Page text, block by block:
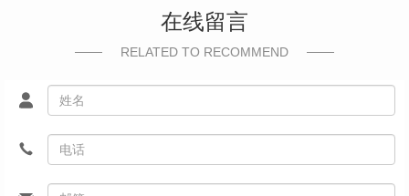
在线留言
RELATED TO RECOMMEND